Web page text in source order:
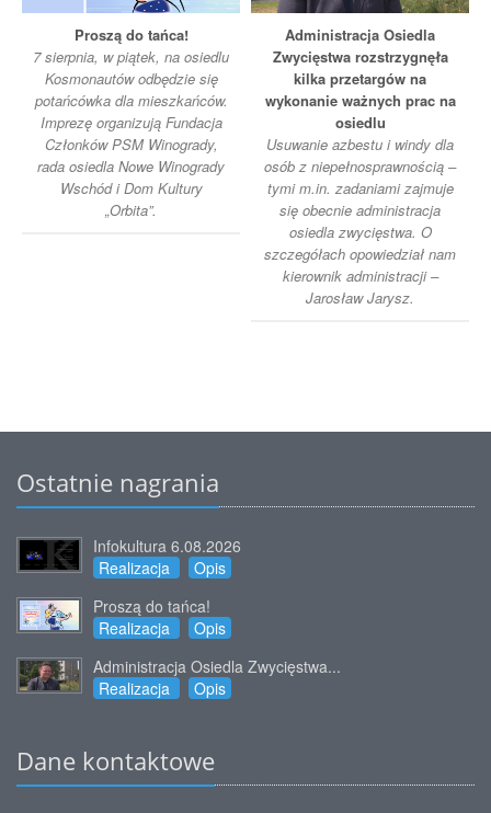
Proszą do tańca!
7 sierpnia, w piątek, na osiedlu
Kosmonautów odbędzie się
potańcówka dla mieszkańców.
Imprezę organizują Fundacja
Członków PSM Winogrady,
rada osiedla Nowe Winogrady
Wschód i Dom Kultury
„Orbita”.
Administracja Osiedla
Zwycięstwa rozstrzygnęła
kilka przetargów na
wykonanie ważnych prac na
osiedlu
Usuwanie azbestu i windy dla
osób z niepełnosprawnością –
tymi m.in. zadaniami zajmuje
się obecnie administracja
osiedla zwycięstwa. O
szczegółach opowiedział nam
kierownik administracji –
Jarosław Jarysz.
Ostatnie nagrania
Infokultura 6.08.2026
Realizacja
Opis
Proszą do tańca!
Realizacja
Opis
Administracja Osiedla Zwycięstwa...
Realizacja
Opis
Dane kontaktowe